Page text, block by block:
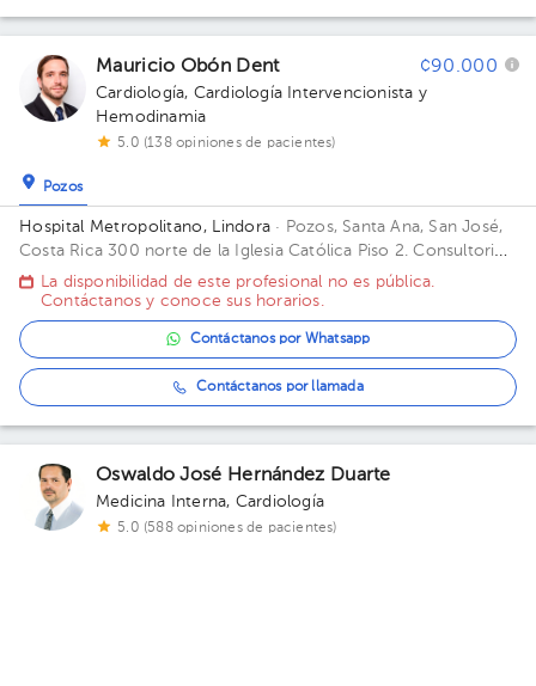
Mauricio Obón Dent ¢90.000
Cardiología, Cardiología Intervencionista y
Hemodinamia
5.0 (138 opiniones de pacientes)
Pozos
Hospital Metropolitano, Lindora · Pozos, Santa Ana, San José,
Costa Rica 300 norte de la Iglesia Católica Piso 2. Consultorio
7.
La disponibilidad de este profesional no es pública.
Contáctanos y conoce sus horarios.
Contáctanos por Whatsapp
Contáctanos por llamada
Oswaldo José Hernández Duarte
Medicina Interna, Cardiología
5.0 (588 opiniones de pacientes)